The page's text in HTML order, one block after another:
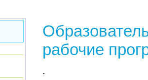
рабочие
.